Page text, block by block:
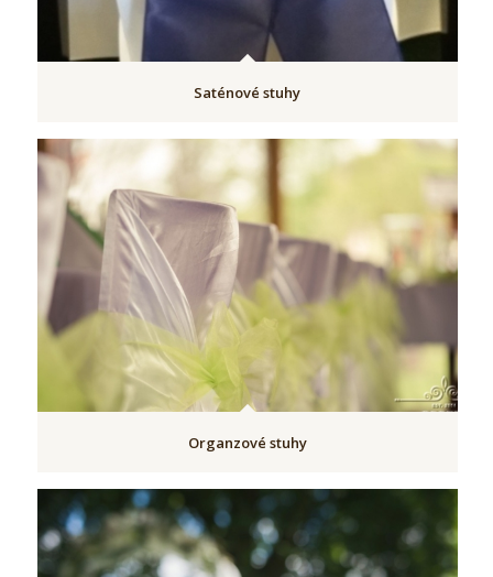
Saténové stuhy
Organzové stuhy